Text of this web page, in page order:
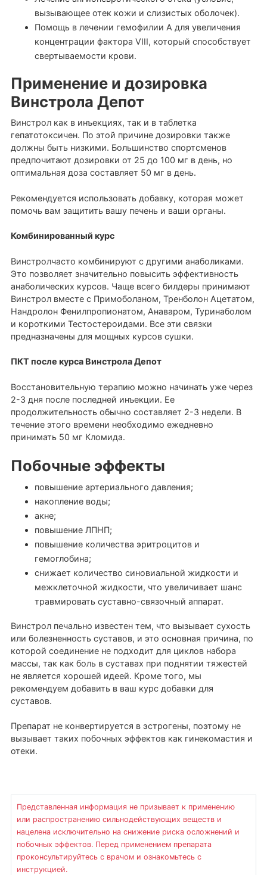
вызывающее отек кожи и слизистых оболочек).
Помощь в лечении гемофилии A для увеличения
концентрации фактора VIII, который способствует
свертываемости крови.
Применение и дозировка
Винстрола Депот
Винстрол как в инъекциях, так и в таблетка
гепатотоксичен. По этой причине дозировки также
должны быть низкими. Большинство спортсменов
предпочитают дозировки от 25 до 100 мг в день, но
оптимальная доза составляет 50 мг в день.
Рекомендуется использовать добавку, которая может
помочь вам защитить вашу печень и ваши органы.
Комбинированный курс
Винстролчасто комбинируют с другими анаболиками.
Это позволяет значительно повысить эффективность
анаболических курсов. Чаще всего билдеры принимают
Винстрол вместе с Примоболаном, Тренболон Ацетатом,
Нандролон Фенилпропионатом, Анаваром, Туринаболом
и короткими Тестостероидами. Все эти связки
предназначены для мощных курсов сушки.
ПКТ после курса Винстрола Депот
Восстановительную терапию можно начинать уже через
2-3 дня после последней инъекции. Ее
продолжительность обычно составляет 2-3 недели. В
течение этого времени необходимо ежедневно
принимать 50 мг Кломида.
Побочные эффекты
повышение артериального давления;
накопление воды;
акне;
повышение ЛПНП;
повышение количества эритроцитов и
гемоглобина;
снижает количество синовиальной жидкости и
межклеточной жидкости, что увеличивает шанс
травмировать суставно-связочный аппарат.
Винстрол печально известен тем, что вызывает сухость
или болезненность суставов, и это основная причина, по
которой соединение не подходит для циклов набора
массы, так как боль в суставах при поднятии тяжестей
не является хорошей идеей. Кроме того, мы
рекомендуем добавить в ваш курс добавки для
суставов.
Препарат не конвертируется в эстрогены, поэтому не
вызывает таких побочных эффектов как гинекомастия и
отеки.
Представленная информация не призывает к применению
или распространению сильнодействующих веществ и
нацелена исключительно на снижение риска осложнений и
побочных эффектов. Перед применением препарата
проконсультируйтесь с врачом и ознакомьтесь с
инструкцией.